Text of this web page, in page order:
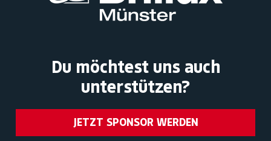
Du möchtest uns auch
unterstützen?
JETZT SPONSOR WERDEN